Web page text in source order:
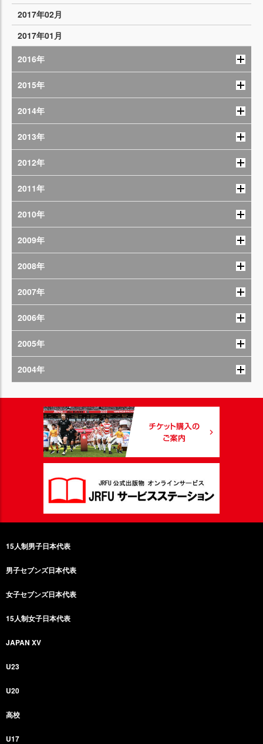
2017年02月
2017年01月
2016年
2015年
2014年
2013年
2012年
2011年
2010年
2009年
2008年
2007年
2006年
2005年
2004年
15人制男子日本代表
男子セブンズ日本代表
女子セブンズ日本代表
15人制女子日本代表
JAPAN XV
U23
U20
高校
U17